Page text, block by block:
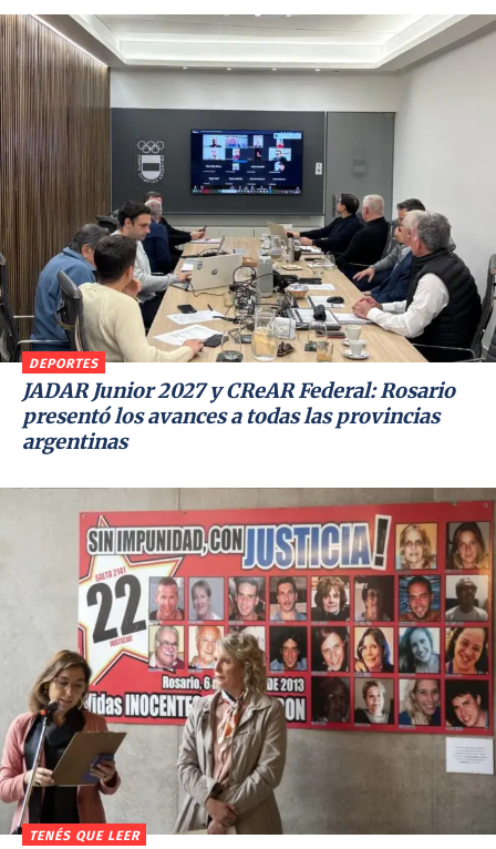
DEPORTES
JADAR Junior 2027 y CReAR Federal: Rosario
presentó los avances a todas las provincias
argentinas
TENÉS QUE LEER